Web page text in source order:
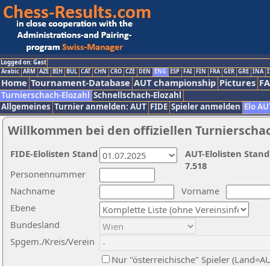
Logged on: Gast
Arabic ARM AZE BIH BUL CAT CHN CRO CZE DEN ENG ESP FAI FIN FRA GER GRE INA
Home Tournament-Database AUT championship Pictures
Turnierschach-Elozahl Schnellschach-Elozahl
Allgemeines Turnier anmelden: AUT FIDE Spieler anmelden Elo
Willkommen bei den offiziellen
Nachname
Vorname
Ebene
Personennummer
Bundesland
Spgem./Kreis/Verein
Nur "österreichische" Spieler
AUT-Elolisten
7.518
FIDE-Elolisten Stand